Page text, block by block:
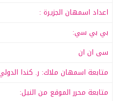
اعداد اسمهان الجزيرة :
بي بي سي:
سى ان ان
متابعة اسمهان ملاك: ر. كندا
متابعة محرر الموقع من النيل: